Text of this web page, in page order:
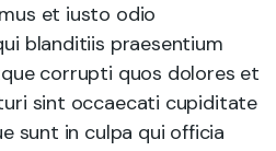
et iusto odio
blanditiis praesentium
corrupti quos dolores et
sint occaecati cupiditate
sunt in culpa qui officia